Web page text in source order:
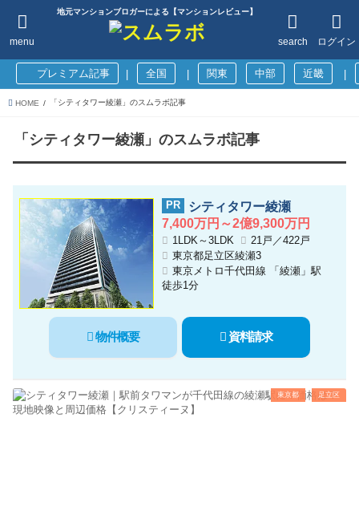
地元マンションブロガーによる【マンションレビュー】
ログイン
search
menu
プレミアム記事 全国 関東 中部 近畿
HOME 「シティタワー綾瀬」のスムラボ記事
「シティタワー綾瀬」のスムラボ記事
シティタワー綾瀬
7,400万円～2億9,300万円
1LDK～3LDK
21戸／422戸
東京都足立区綾瀬3
東京メトロ千代田線 「綾瀬」駅
徒歩1分
物件概要 資料請求
東京都 足立区